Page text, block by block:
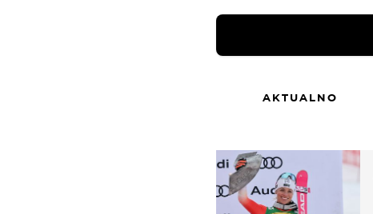
AKTUALNO